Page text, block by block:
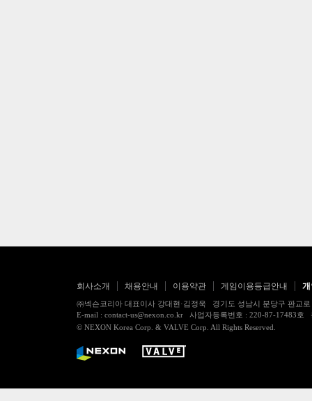
회사소개 채용안내 이용약관 게임이용등급안내
㈜넥슨코리아 대표이사 강대현·김정욱 경기도 성남시 분당구 판교
E-mail : contact-us@nexon.co.kr 사업자등록번호 : 220-87-17483
© NEXON Korea Corp. & VALVE Corp. All Rights Reserved.